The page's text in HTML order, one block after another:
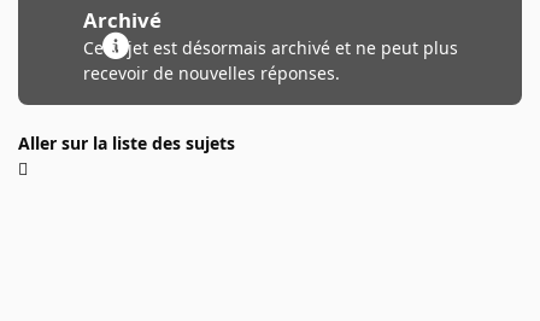
Archivé
Ce sujet est désormais archivé et ne peut plus
recevoir de nouvelles réponses.
Aller sur la liste des sujets